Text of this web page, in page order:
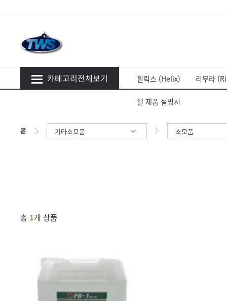
카테고리전체보기 힐릭스 (Helix) 리무라
쉘 제품 설명서
홈 기타소모품 소모품
총 1개 상품